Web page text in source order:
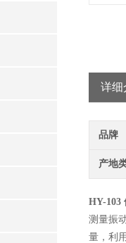
详细
品牌
产地
HY-103
测量振
量，利